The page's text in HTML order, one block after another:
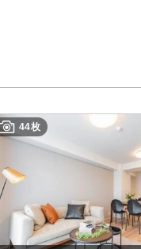
44枚